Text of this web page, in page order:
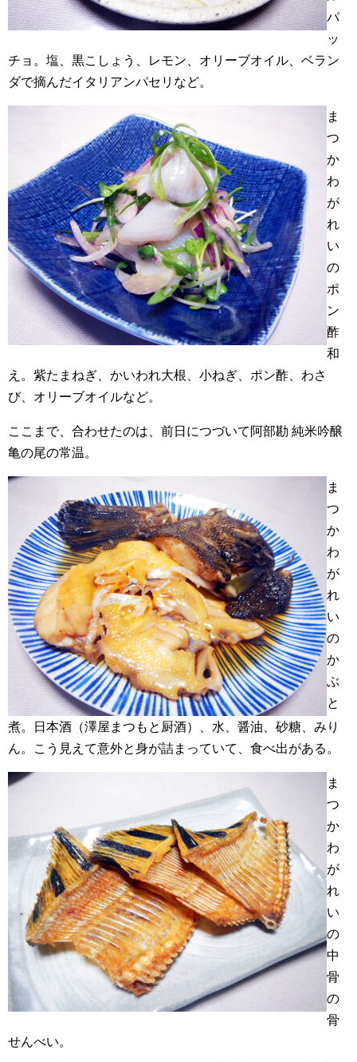
パ
ッ
チョ。塩、黒こしょう、レモン、オリーブオイル、ベラン
ダで摘んだイタリアンパセリなど。
ま
つ
か
わ
が
れ
い
の
ポ
ン
酢
和
え。紫たまねぎ、かいわれ大根、小ねぎ、ポン酢、わさ
び、オリーブオイルなど。
ここまで、合わせたのは、前日につづいて阿部勘 純米吟醸
亀の尾の常温。
ま
つ
か
わ
が
れ
い
の
か
ぶ
と
煮。日本酒（澤屋まつもと厨酒）、水、醤油、砂糖、みり
ん。こう見えて意外と身が詰まっていて、食べ出がある。
ま
つ
か
わ
が
れ
い
の
中
骨
の
骨
せんべい。